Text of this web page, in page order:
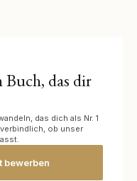
das dir
das dich als Nr. 1
ob unser
bewerben